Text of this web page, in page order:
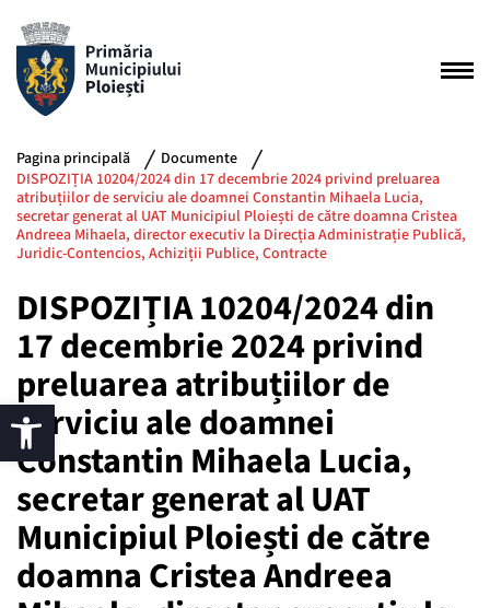
Pagina principală
Documente
DISPOZIȚIA 10204/2024 din 17 decembrie 2024 privind preluarea
atribuțiilor de serviciu ale doamnei Constantin Mihaela Lucia,
secretar generat al UAT Municipiul Ploiești de către doamna Cristea
Andreea Mihaela, director executiv la Direcția Administrație Publică,
Juridic-Contencios, Achiziții Publice, Contracte
DISPOZIȚIA 10204/2024 din
17 decembrie 2024 privind
preluarea atribuțiilor de
serviciu ale doamnei
Constantin Mihaela Lucia,
secretar generat al UAT
Municipiul Ploiești de către
doamna Cristea Andreea